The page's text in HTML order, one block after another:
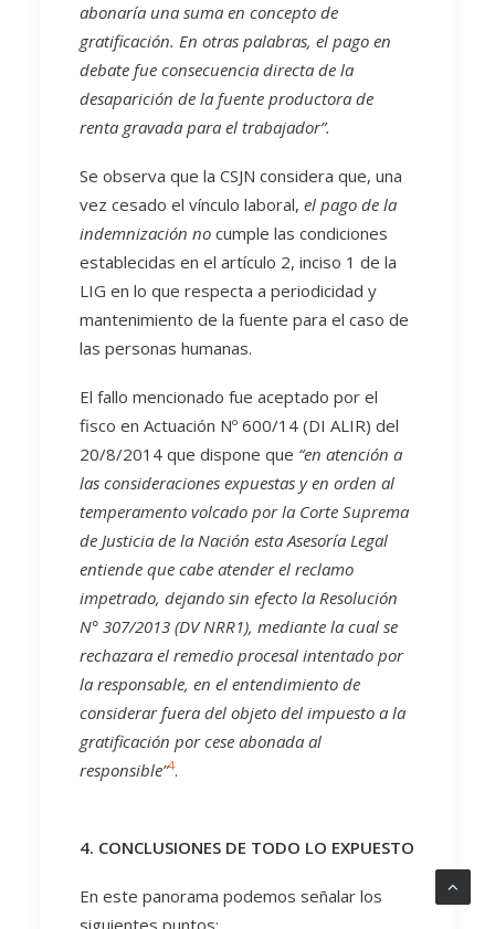
abonaría una suma en concepto de
gratificación. En otras palabras, el pago en
debate fue consecuencia directa de la
desaparición de la fuente productora de
renta gravada para el trabajador”.
Se observa que la CSJN considera que, una
vez cesado el vínculo laboral, el pago de la
indemnización no cumple las condiciones
establecidas en el artículo 2, inciso 1 de la
LIG en lo que respecta a periodicidad y
mantenimiento de la fuente para el caso de
las personas humanas.
El fallo mencionado fue aceptado por el
fisco en Actuación Nº 600/14 (DI ALIR) del
20/8/2014 que dispone que “en atención a
las consideraciones expuestas y en orden al
temperamento volcado por la Corte Suprema
de Justicia de la Nación esta Asesoría Legal
entiende que cabe atender el reclamo
impetrado, dejando sin efecto la Resolución
N° 307/2013 (DV NRR1), mediante la cual se
rechazara el remedio procesal intentado por
la responsable, en el entendimiento de
considerar fuera del objeto del impuesto a la
gratificación por cese abonada al
responsible”4.
4. CONCLUSIONES DE TODO LO EXPUESTO
En este panorama podemos señalar los
siguientes puntos: